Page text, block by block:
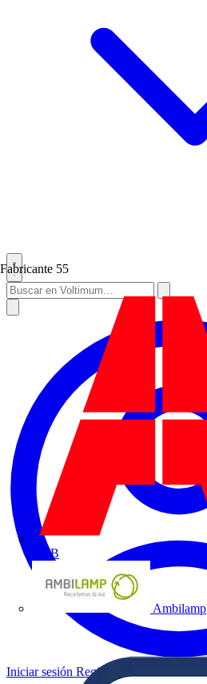
Fabricante 55
ABB
Ambilamp
Iniciar sesión Registrarse